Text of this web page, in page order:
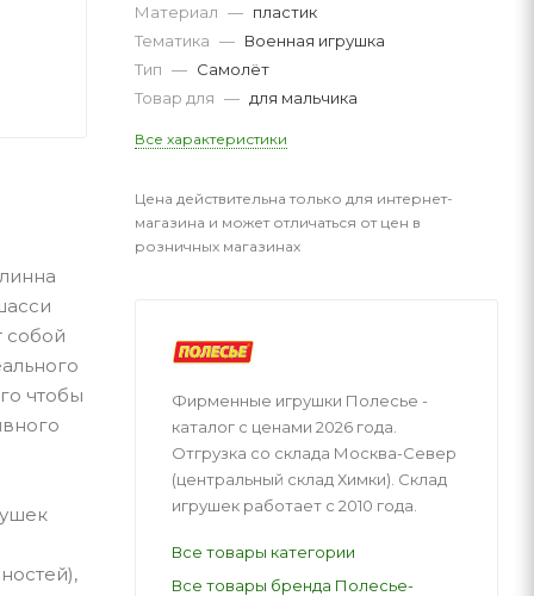
собой
чтобы
Материал — пластик
Тематика — Военная игрушка
Тип — Самолёт
Товар для — для мальчика
Все характеристики
Цена действительна только для интернет-
магазина и может отличаться от цен в
розничных магазинах
Фирменные игрушки Полесье -
каталог с ценами 2026 года.
Отгрузка со склада Москва-Север
(центральный склад Химки). Склад
игрушек работает с 2010 года.
Все товары категории
Все товары бренда Полесье-